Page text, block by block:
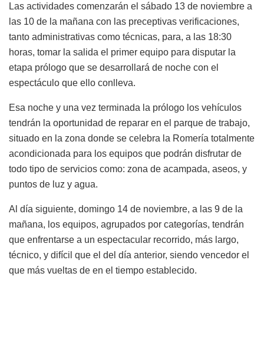
Las actividades comenzarán el sábado 13 de noviembre a
las 10 de la mañana con las preceptivas verificaciones,
tanto administrativas como técnicas, para, a las 18:30
horas, tomar la salida el primer equipo para disputar la
etapa prólogo que se desarrollará de noche con el
espectáculo que ello conlleva.
Esa noche y una vez terminada la prólogo los vehículos
tendrán la oportunidad de reparar en el parque de trabajo,
situado en la zona donde se celebra la Romería totalmente
acondicionada para los equipos que podrán disfrutar de
todo tipo de servicios como: zona de acampada, aseos, y
puntos de luz y agua.
Al día siguiente, domingo 14 de noviembre, a las 9 de la
mañana, los equipos, agrupados por categorías, tendrán
que enfrentarse a un espectacular recorrido, más largo,
técnico, y difícil que el del día anterior, siendo vencedor el
que más vueltas de en el tiempo establecido.